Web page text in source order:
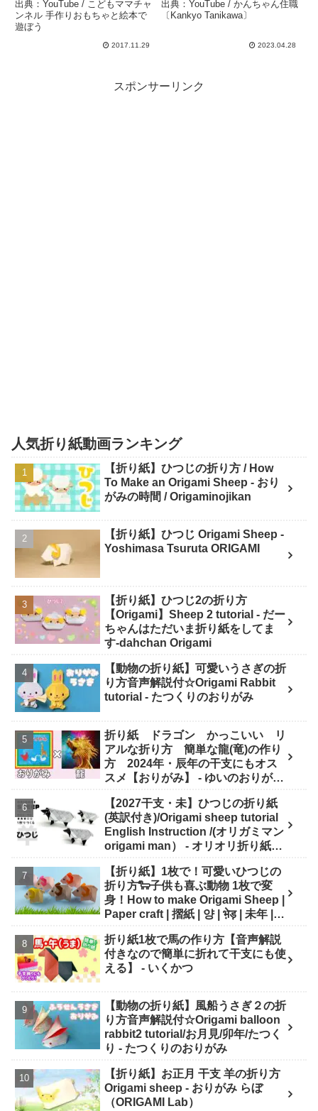
絵本で遊ぼう
出典：YouTube / こどもママチャ
ンネル 手作りおもちゃと絵本で
遊ぼう
2017.11.29
出典：YouTube / かんちゃん住職
〔Kankyo Tanikawa〕
2023.04.28
スポンサーリンク
人気折り紙動画ランキング
【折り紙】ひつじの折り方 / How
To Make an Origami Sheep - おり
がみの時間 / Origaminojikan
【折り紙】ひつじ Origami Sheep -
Yoshimasa Tsuruta ORIGAMI
【折り紙】ひつじ2の折り方
【Origami】Sheep 2 tutorial - だー
ちゃんはただいま折り紙をしてま
す-dahchan Origami
【動物の折り紙】可愛いうさぎの折
り方音声解説付☆Origami Rabbit
tutorial - たつくりのおりがみ
折り紙 ドラゴン かっこいい リ
アルな折り方 簡単な龍(竜)の作り
方 2024年・辰年の干支にもオス
スメ【おりがみ】 - ゆいのおりがみ
【2027干支・未】ひつじの折り紙
(英訳付き)/Origami sheep tutorial
English Instruction /(オリガミマン
origami man） - オリオリ折り紙マ
房あらき)
【折り紙】1枚で！可愛いひつじの
折り方🐑子供も喜ぶ動物 1枚で変
身！How to make Origami Sheep |
Paper craft | 摺紙 | 양 | भे़ड़ | 未年 |
折り紙1枚で馬の作り方【音声解説
付きなので簡単に折れて干支にも使
える】 - いくかつ
【動物の折り紙】風船うさぎ２の折
り方音声解説付☆Origami balloon
rabbit2 tutorial/お月見/卯年/たつく
り - たつくりのおりがみ
【折り紙】お正月 干支 羊の折り方
Origami sheep - おりがみ らぼ
（ORIGAMI Lab）